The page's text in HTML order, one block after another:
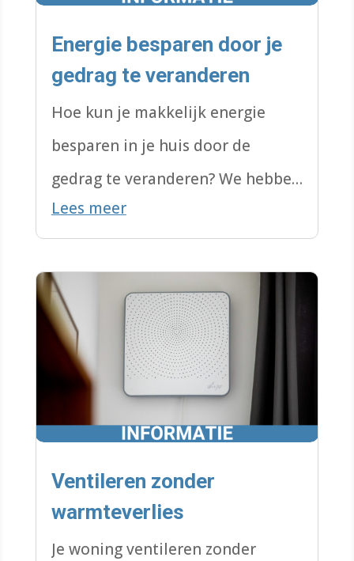
Energie besparen door je
gedrag te veranderen
Hoe kun je makkelijk energie
besparen in je huis door de
gedrag te veranderen? We hebben
hier alle tips & tricks verzameld:
Lees meer
Ventileren zonder
warmteverlies
Je woning ventileren zonder